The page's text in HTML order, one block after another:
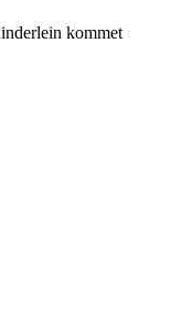
kommet